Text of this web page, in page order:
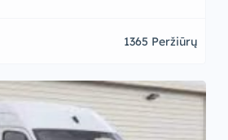
1365 Peržiūrų